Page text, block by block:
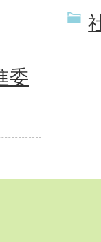
委